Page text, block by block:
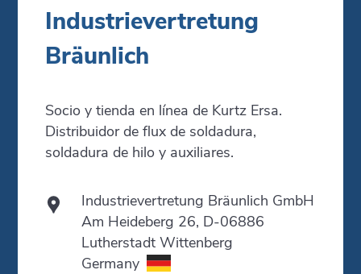
Industrievertretung
Bräunlich
Socio y tienda en línea de Kurtz Ersa.
Distribuidor de flux de soldadura,
soldadura de hilo y auxiliares.
Industrievertretung Bräunlich GmbH
Am Heideberg 26, D-06886
Lutherstadt Wittenberg
Germany